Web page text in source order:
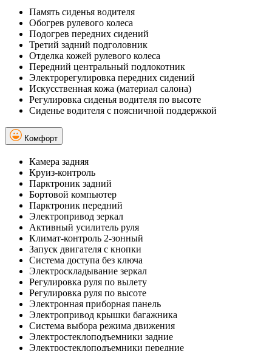
Память сиденья водителя
Обогрев рулевого колеса
Подогрев передних сидений
Третий задний подголовник
Отделка кожей рулевого колеса
Передний центральный подлокотник
Электрорегулировка передних сидений
Искусственная кожа (материал салона)
Регулировка сиденья водителя по высоте
Сиденье водителя с поясничной поддержкой
Комфорт
Камера задняя
Круиз-контроль
Парктроник задний
Бортовой компьютер
Парктроник передний
Электропривод зеркал
Активный усилитель руля
Климат-контроль 2-зонный
Запуск двигателя с кнопки
Система доступа без ключа
Электроскладывание зеркал
Регулировка руля по вылету
Регулировка руля по высоте
Электронная приборная панель
Электропривод крышки багажника
Система выбора режима движения
Электростеклоподъемники задние
Электростеклоподъемники передние